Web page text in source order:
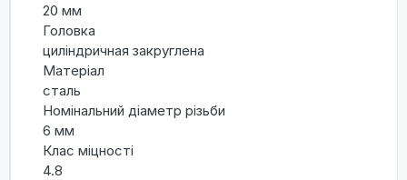
20 мм
Головка
циліндричная закруглена
Матеріал
сталь
Номінальний діаметр різьби
6 мм
Клас міцності
4.8